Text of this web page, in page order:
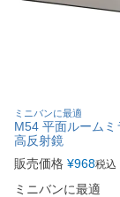
ミニバンに最適
M54 平面ルーム
高反射鏡
販売価格 ¥968税込
ミニバンに最適